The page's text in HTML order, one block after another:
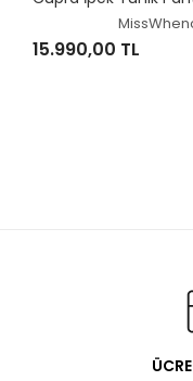
15.990,00 TL